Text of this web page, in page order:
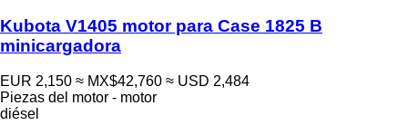
Kubota V1405 motor para Case 1825 B
minicargadora
EUR 2,150 ≈ MX$42,760 ≈ USD 2,484
Piezas del motor - motor
diésel